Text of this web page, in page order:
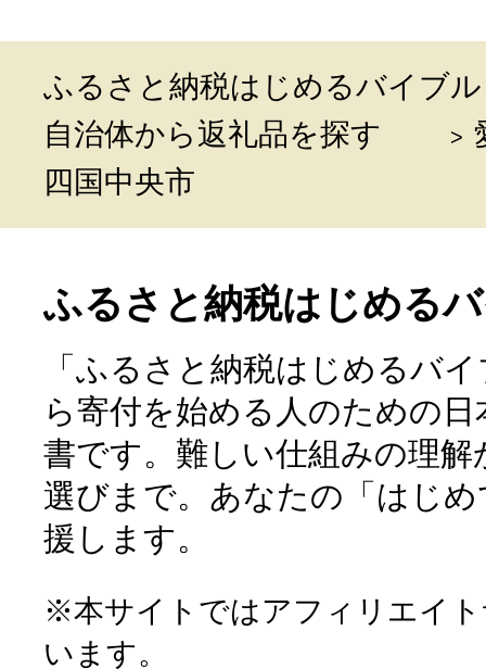
ふるさと納税はじめるバイブル
自治体から返礼品を探す
四国中央市
ふるさと納税はじめる
「ふるさと納税はじめるバ
ら寄付を始める人のための
書です。難しい仕組みの理
選びまで。あなたの「はじ
援します。
※本サイトではアフィリエイ
います。